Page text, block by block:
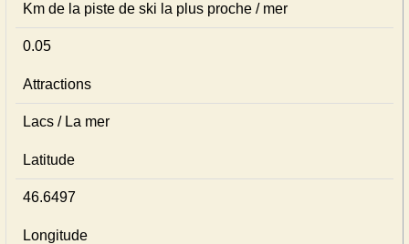
Km de la piste de ski la plus proche / mer
0.05
Attractions
Lacs / La mer
Latitude
46.6497
Longitude